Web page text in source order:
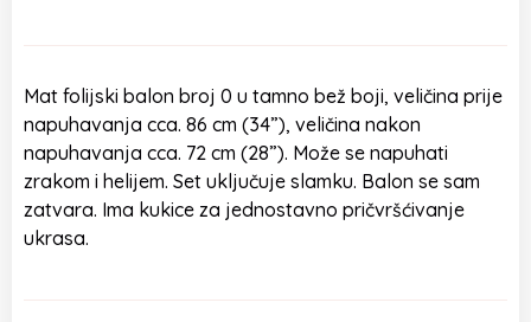
Mat folijski balon broj 0 u tamno bež boji, veličina prije
napuhavanja cca. 86 cm (34”), veličina nakon
napuhavanja cca. 72 cm (28”). Može se napuhati
zrakom i helijem. Set uključuje slamku. Balon se sam
zatvara. Ima kukice za jednostavno pričvršćivanje
ukrasa.